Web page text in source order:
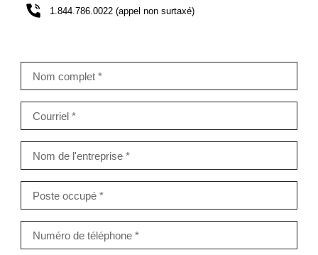
1.844.786.0022 (appel non surtaxé)